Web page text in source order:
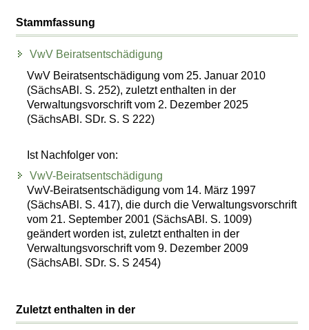
Stammfassung
VwV Beiratsentschädigung
VwV Beiratsentschädigung vom 25. Januar 2010
(SächsABl. S. 252), zuletzt enthalten in der
Verwaltungsvorschrift vom 2. Dezember 2025
(SächsABl. SDr. S. S 222)
Ist Nachfolger von:
VwV-Beiratsentschädigung
VwV-Beiratsentschädigung vom 14. März 1997
(SächsABl. S. 417), die durch die Verwaltungsvorschrift
vom 21. September 2001 (SächsABl. S. 1009)
geändert worden ist, zuletzt enthalten in der
Verwaltungsvorschrift vom 9. Dezember 2009
(SächsABl. SDr. S. S 2454)
Zuletzt enthalten in der